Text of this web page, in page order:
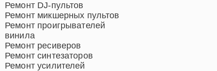
Ремонт DJ-пультов
Ремонт микшерных пультов
Ремонт проигрывателей
винила
Ремонт ресиверов
Ремонт синтезаторов
Ремонт усилителей